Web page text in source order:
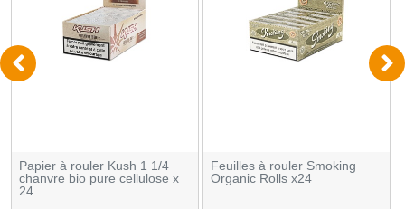
Papier à rouler Kush 1 1/4
chanvre bio pure cellulose x
24
Feuilles à rouler Smoking
Organic Rolls x24